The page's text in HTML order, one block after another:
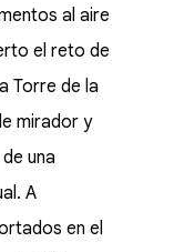
al aire
el reto de
Torre de la
mirador y
una
A
en el